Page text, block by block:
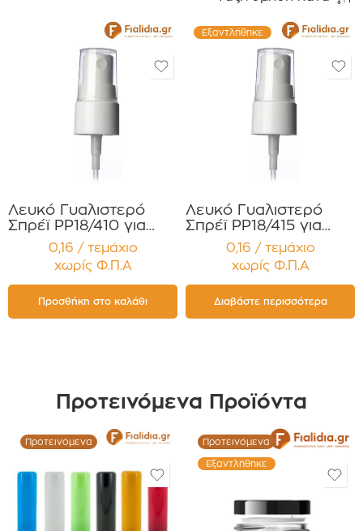
Λευκό Γυαλιστερό
Σπρέϊ PP18/410 για
Φιαλίδια Αρωμάτων
Συσκευασία 12
τεμαχίων
0,16 / τεμάχιο
χωρίς Φ.Π.Α
Προσθήκη στο καλάθι
Εξαντλήθηκε
Λευκό Γυαλιστερό
Σπρέϊ PP18/415 για
Φιαλίδια Αρωμάτων
Συσκευασία 12
τεμαχίων
0,16 / τεμάχιο
χωρίς Φ.Π.Α
Διαβάστε περισσότερα
Προτεινόμενα Προϊόντα
Προτεινόμενα Προτεινόμενα
Εξαντλήθηκε